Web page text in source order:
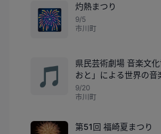
🎆
灼熱まつり
9/5
市川町
🎵
県民芸術劇場 音楽文
おと」による世界の音
～
9/20
市川町
第51回 福崎夏まつり